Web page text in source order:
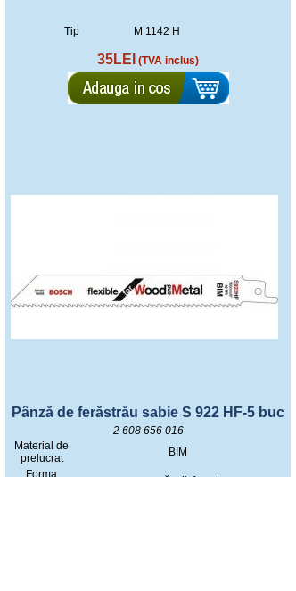
Tip M 1142 H
35LEI (TVA inclus)
Pânză de ferăstrău sabie S 922 HF-5 buc
2 608 656 016
Material de
prelucrat
BIM
Forma
ceaprăzuit, frezat